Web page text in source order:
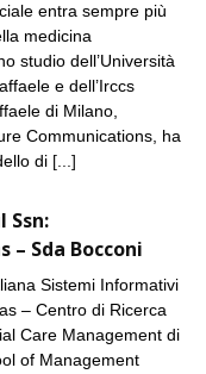
entra sempre più
medicina
studio dell’Università
e dell’Irccs
di Milano,
Communications, ha
di [...]
– Sda Bocconi
Sistemi Informativi
– Centro di Ricerca
Care Management di
of Management